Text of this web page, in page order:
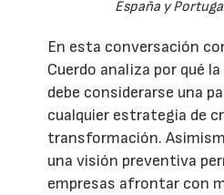
España y
En esta conversación
Cuerdo analiza por qué
debe considerarse una
cualquier estrategia de
transformación.
una visión preventiva
empresas afrontar con